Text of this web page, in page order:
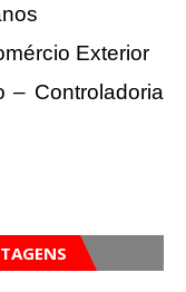
Exterior
– Controladoria